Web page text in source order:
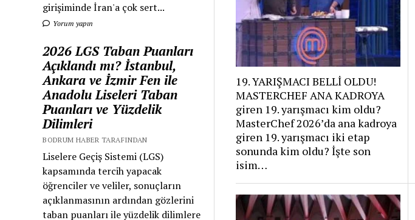
girişiminde İran'a çok sert...
Yorum yapın
2026 LGS Taban Puanları
Açıklandı mı? İstanbul,
Ankara ve İzmir Fen ile
Anadolu Liseleri Taban
Puanları ve Yüzdelik
Dilimleri
BODRUM HABER TARAFINDAN
Liselere Geçiş Sistemi (LGS)
kapsamında tercih yapacak
öğrenciler ve veliler, sonuçların
açıklanmasının ardından gözlerini
taban puanları ile yüzdelik dilimlere
19. YARIŞMACI BELLİ OLDU!
MASTERCHEF ANA KADROYA
giren 19. yarışmacı kim oldu?
MasterChef 2026’da ana kadroya
giren 19. yarışmacı iki etap
sonunda kim oldu? İşte son
isim…